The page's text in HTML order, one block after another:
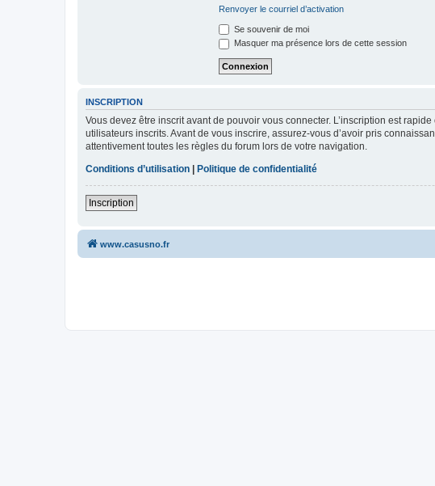
Renvoyer le courriel d’activation
Se souvenir de moi
Masquer ma présence lors de cette session
INSCRIPTION
Vous devez être inscrit avant de pouvoir vous connecter. L’inscription est
utilisateurs inscrits. Avant de vous inscrire, assurez-vous d’avoir pris
attentivement toutes les règles du forum lors de votre navigation.
Conditions d’utilisation
Politique de confidentialité
Inscription
www.casusno.fr